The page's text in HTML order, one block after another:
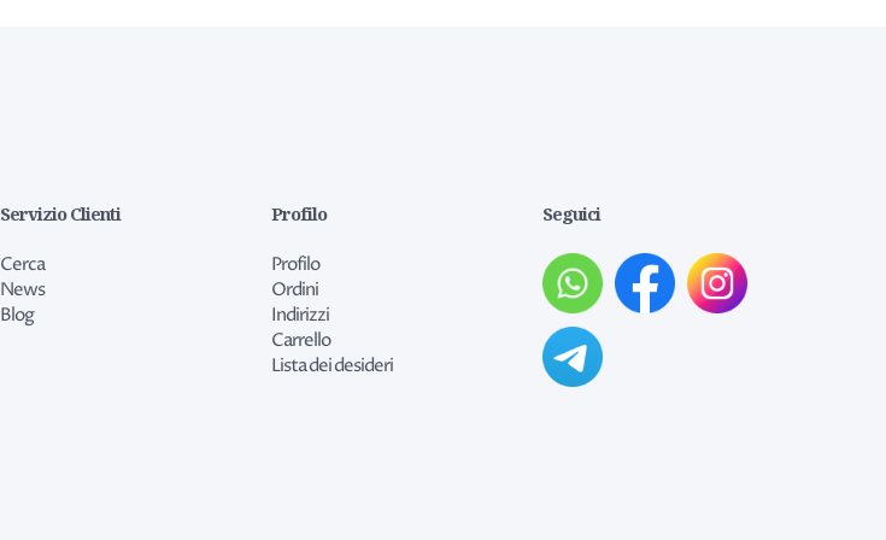
Servizio Clienti
Cerca
News
Blog
Profilo
Profilo
Ordini
Indirizzi
Carrello
Lista dei desideri
Seguici